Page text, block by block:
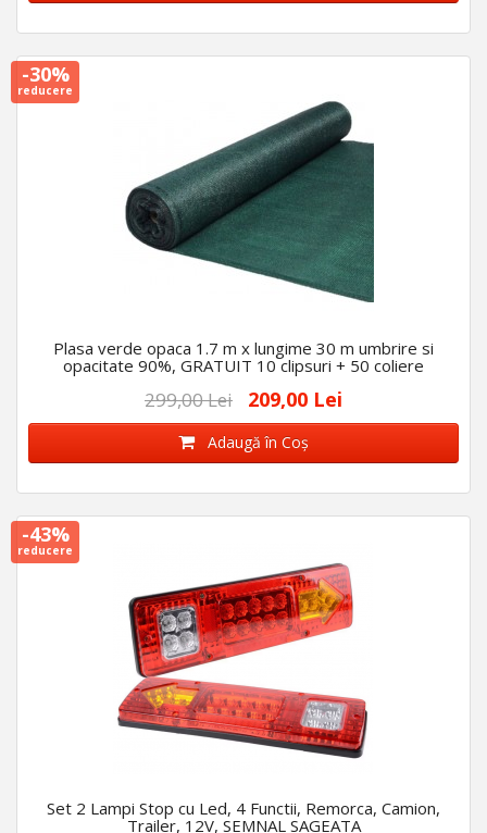
-30%
reducere
Plasa verde opaca 1.7 m x lungime 30 m umbrire si
opacitate 90%, GRATUIT 10 clipsuri + 50 coliere
299,00 Lei 209,00 Lei
Adaugă în Coş
-43%
reducere
Set 2 Lampi Stop cu Led, 4 Functii, Remorca, Camion,
Trailer, 12V, SEMNAL SAGEATA